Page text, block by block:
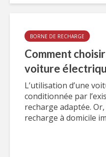
BORNE DE RECHARGE
Comment
voiture
L’utilisation d’une
conditionnée par
recharge adaptée.
recharge à domicile